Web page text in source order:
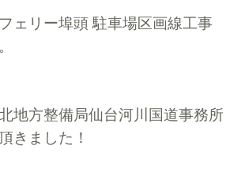
ェリー埠頭 駐車場区画線工事
地方整備局仙台河川国道事務所
きました！